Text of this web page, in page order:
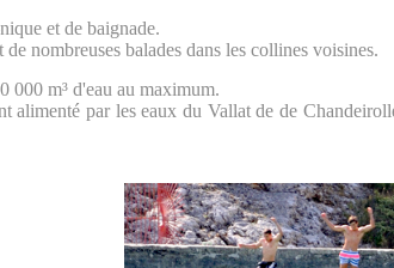
et de baignade.
nombreuses balades dans les collines voisines.
000 m³ d'eau au maximum.
alimenté par les eaux du Vallat de de